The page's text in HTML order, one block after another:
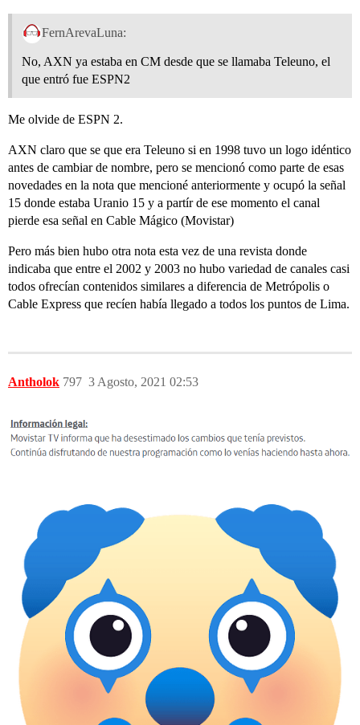
FernArevaLuna:
No, AXN ya estaba en CM desde que se llamaba Teleuno, el
que entró fue ESPN2
Me olvide de ESPN 2.
AXN claro que se que era Teleuno si en 1998 tuvo un logo idéntico
antes de cambiar de nombre, pero se mencionó como parte de esas
novedades en la nota que mencioné anteriormente y ocupó la señal
15 donde estaba Uranio 15 y a partír de ese momento el canal
pierde esa señal en Cable Mágico (Movistar)
Pero más bien hubo otra nota esta vez de una revista donde
indicaba que entre el 2002 y 2003 no hubo variedad de canales casi
todos ofrecían contenidos similares a diferencia de Metrópolis o
Cable Express que recíen había llegado a todos los puntos de Lima.
Antholok 3 Agosto, 2021 02:53
797